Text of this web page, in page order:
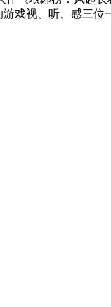
戏视、听、感三